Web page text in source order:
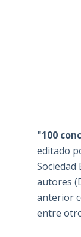
"100
editado
Sociedad
autores
anterior
entre